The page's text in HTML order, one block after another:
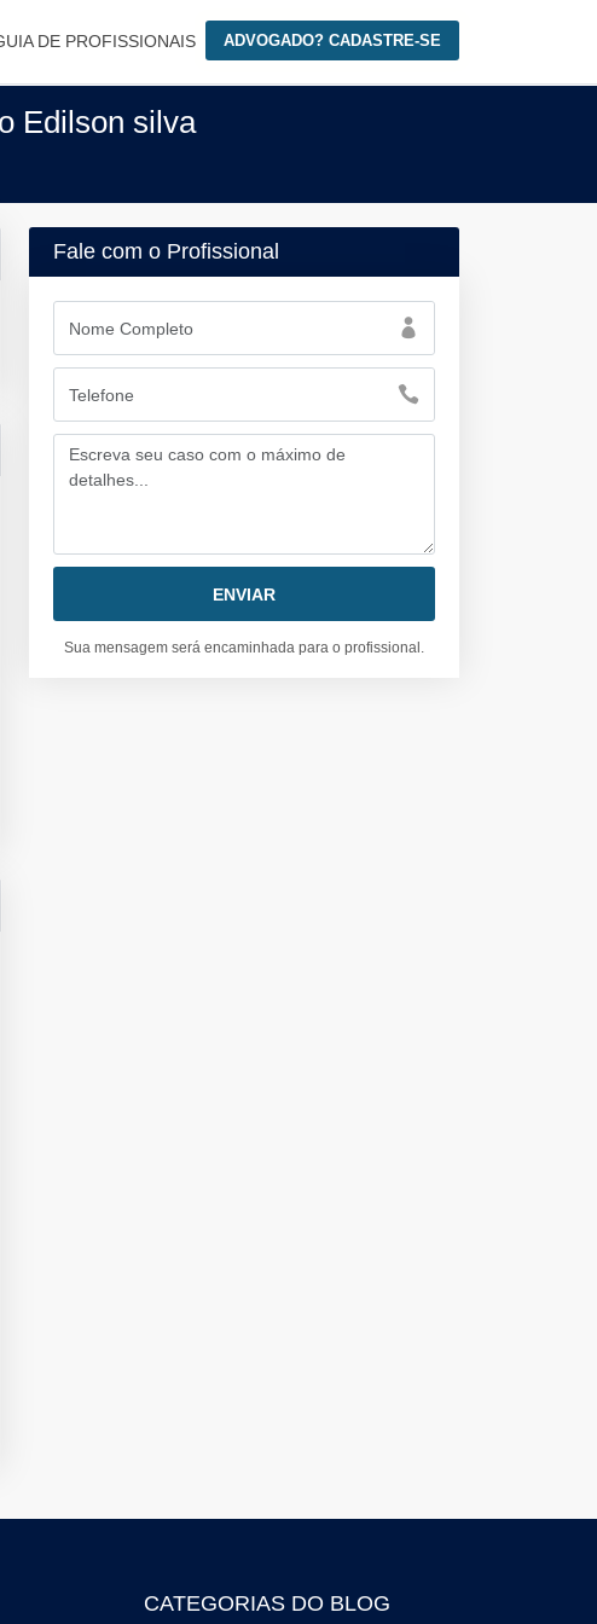
DE PROFISSIONAIS ADVOGADO? CADASTRE-SE
Edilson silva
Fale com o Profissional
Sua mensagem será encaminhada para o profissional.
CATEGORIAS DO BLOG